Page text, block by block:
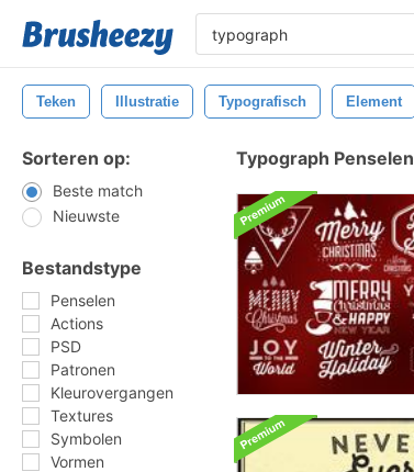
Teken Illustratie Typografisch Element
Sorteren op:
Beste match
Nieuwste
Bestandstype
Penselen
Actions
PSD
Patronen
Kleurovergangen
Textures
Symbolen
Vormen
Typograph Penselen